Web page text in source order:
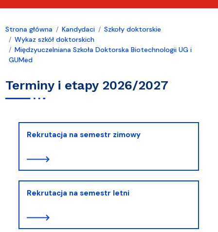
Strona główna Kandydaci
Szkoły doktorskie
Wykaz szkół doktorskich
Międzyuczelniana Szkoła Doktorska Biotechnologii UG i
GUMed
Terminy i etapy 2026/2027
Rekrutacja na semestr zimowy
Rekrutacja na semestr letni